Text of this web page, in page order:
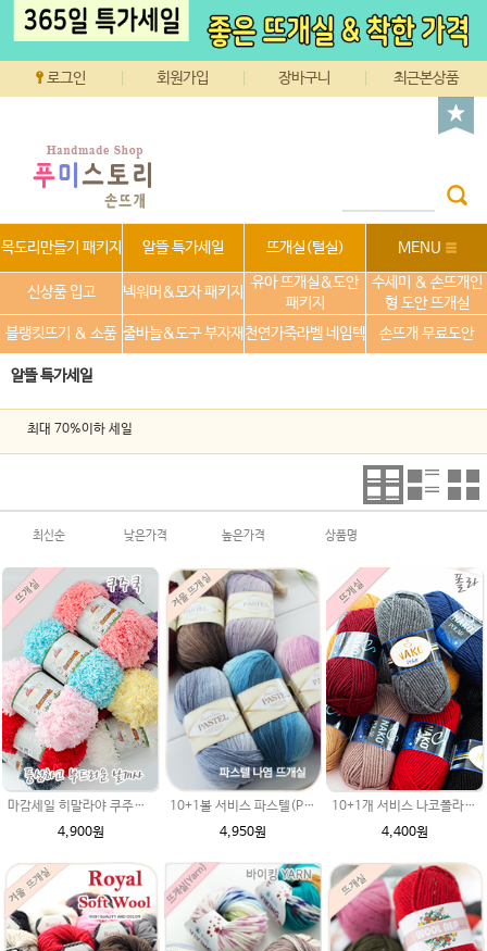
로그인 회원가입 장바구니 최근본상품
목도리만들기 패키지 알뜰 특가세일 뜨개실(털실) MENU
신상품 입고 넥워머&모자 패키지
유아 뜨개실&도안
패키지
수세미 & 손뜨개인
형 도안 뜨개실
블랭킷뜨기 & 소품 줄바늘&도구 부자재 천연가죽라벨 네임텍 손뜨개 무료도안
알뜰 특가세일
최대 70%이하 세일
최신순 낮은가격 높은가격 상품명
마감세일 히말라야 쿠주쿡 날개사 200g / 대용량 부드러운 뜨개실 , 수면사, 아기털실
4,900원
10+1볼 서비스 파스텔(Pastel) 부드러운 나염 뜨개실/롱 그라데이션 털실/아기 유아옷뜨기 손뜨개질실/수입털실/인형뜨개실/코바늘인형/대바늘
4,950원
10+1개 서비스 나코폴라 털실/폴라실 목도리뜨개실 수입사
4,400원